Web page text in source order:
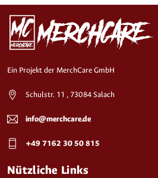
Ein Projekt der MerchCare GmbH
Schulstr. 11 , 73084 Salach
info@merchcare.de
+49 7162 30 50 815
Nützliche Links